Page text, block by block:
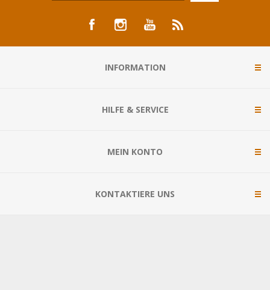
INFORMATION
HILFE & SERVICE
MEIN KONTO
KONTAKTIERE UNS